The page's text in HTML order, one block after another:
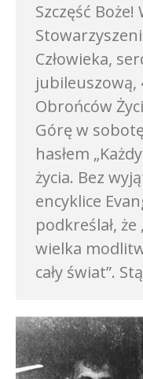
Szczęść
Człowieka,
jubileuszową,
Obrońców
Górę w
hasłem
życia. Bez
encyklice
podkreślał,
wielka
cały świat”.